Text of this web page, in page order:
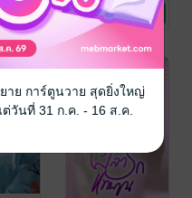
ราณ
Thonkao_oo
นิยายรักจีนโบราณ
4 Rating
าย การ์ตูนวาย สุดยิ่งใหญ่
วันที่ 31 ก.ค. - 16 ส.ค.